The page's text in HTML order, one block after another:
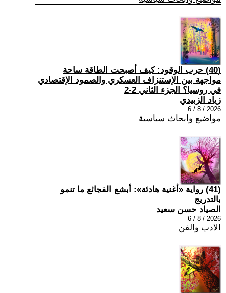
(40) حرب الوقود: كيف أصبحت الطاقة ساحة
مواجهة بين الإستنزاف العسكري والصمود الإقتصادي
في روسيا؟ الجزء الثاني 2-2
زياد الزبيدي
2026 / 8 / 6
مواضيع وابحاث سياسية
(41) رواية «أغنية هادئة»: أبشع الفجائع ما تنمو
بالتدريج
الصياد حسن سعيد
2026 / 8 / 6
الادب والفن